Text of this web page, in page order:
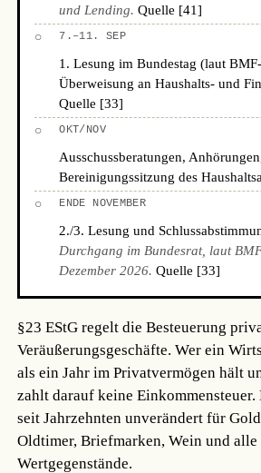
und Lending. Quelle [41]
○ 7.–11. SEP
1. Lesung im Bundestag (laut
Überweisung an Haushalts- und
Quelle [33]
○ OKT/NOV
Ausschussberatungen,
Bereinigungssitzung des
○ ENDE NOVEMBER
2./3. Lesung und
Durchgang im Bundesrat, laut
Dezember 2026. Quelle [33]
§23 EStG regelt die Besteuerung
Veräußerungsgeschäfte. Wer ein
als ein Jahr im Privatvermögen hält
zahlt darauf keine
seit Jahrzehnten unverändert für
Oldtimer, Briefmarken, Wein und
Wertgegenstände.